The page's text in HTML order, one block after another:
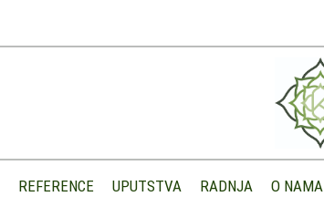
REFERENCE UPUTSTVA RADNJA O NAMA